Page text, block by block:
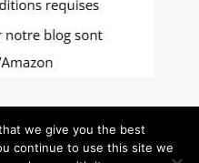
droits réservés -
we give you the best
continue to use this site we